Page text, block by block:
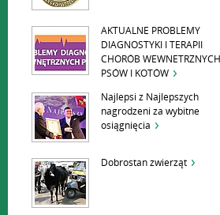
AKTUALNE PROBLEMY
DIAGNOSTYKI I TERAPII
CHORÓB WEWNETRZNYCH
PSÓW I KOTÓW
Najlepsi z Najlepszych
nagrodzeni za wybitne
osiągnięcia
Dobrostan zwierząt